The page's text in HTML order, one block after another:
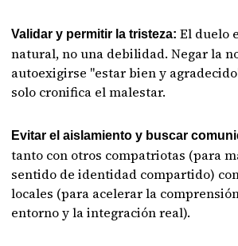
Validar y permitir la tristeza: El duelo
natural, no una debilidad. Negar la
autoexigirse "estar bien y
solo cronifica el malestar.
Evitar el aislamiento y buscar
tanto con otros compatriotas (para
sentido de identidad compartido)
locales (para acelerar la
entorno y la integración real).